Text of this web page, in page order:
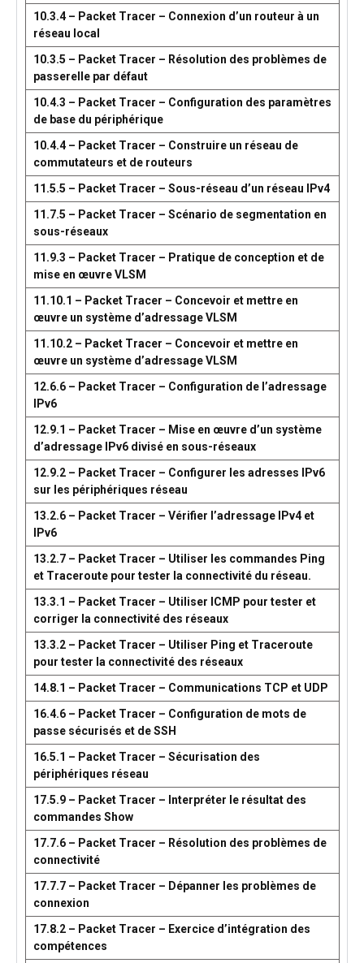
10.3.4 – Packet Tracer – Connexion d’un routeur à un
réseau local
10.3.5 – Packet Tracer – Résolution des problèmes de
passerelle par défaut
10.4.3 – Packet Tracer – Configuration des paramètres
de base du périphérique
10.4.4 – Packet Tracer – Construire un réseau de
commutateurs et de routeurs
11.5.5 – Packet Tracer – Sous-réseau d’un réseau IPv4
11.7.5 – Packet Tracer – Scénario de segmentation en
sous-réseaux
11.9.3 – Packet Tracer – Pratique de conception et de
mise en œuvre VLSM
11.10.1 – Packet Tracer – Concevoir et mettre en
œuvre un système d’adressage VLSM
11.10.2 – Packet Tracer – Concevoir et mettre en
œuvre un système d’adressage VLSM
12.6.6 – Packet Tracer – Configuration de l’adressage
IPv6
12.9.1 – Packet Tracer – Mise en œuvre d’un système
d’adressage IPv6 divisé en sous-réseaux
12.9.2 – Packet Tracer – Configurer les adresses IPv6
sur les périphériques réseau
13.2.6 – Packet Tracer – Vérifier l’adressage IPv4 et
IPv6
13.2.7 – Packet Tracer – Utiliser les commandes Ping
et Traceroute pour tester la connectivité du réseau.
13.3.1 – Packet Tracer – Utiliser ICMP pour tester et
corriger la connectivité des réseaux
13.3.2 – Packet Tracer – Utiliser Ping et Traceroute
pour tester la connectivité des réseaux
14.8.1 – Packet Tracer – Communications TCP et UDP
16.4.6 – Packet Tracer – Configuration de mots de
passe sécurisés et de SSH
16.5.1 – Packet Tracer – Sécurisation des
périphériques réseau
17.5.9 – Packet Tracer – Interpréter le résultat des
commandes Show
17.7.6 – Packet Tracer – Résolution des problèmes de
connectivité
17.7.7 – Packet Tracer – Dépanner les problèmes de
connexion
17.8.2 – Packet Tracer – Exercice d’intégration des
compétences